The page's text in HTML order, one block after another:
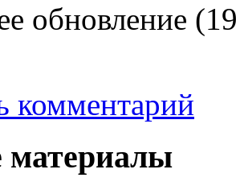
обновление
комментарий
материалы